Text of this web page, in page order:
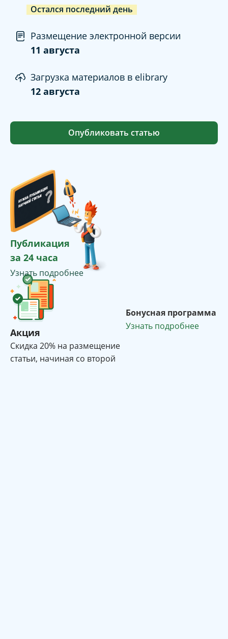
Остался последний день
Размещение электронной версии
11 августа
Загрузка материалов в elibrary
12 августа
Опубликовать статью
Публикация
за 24 часа
Узнать подробнее
Акция
Cкидка 20% на размещение
статьи, начиная со второй
Бонусная программа
Узнать подробнее